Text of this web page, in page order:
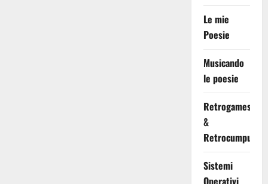
Le mie
Poesie
Musicando
le poesie
Retrogames
&
Retrocumputing
Sistemi
Operativi